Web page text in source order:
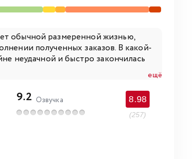
обычной размеренной жизнью,
полученных заказов. В какой-
неудачной и быстро закончилась
ещё
9.2 Озвучка 8.98
(257)